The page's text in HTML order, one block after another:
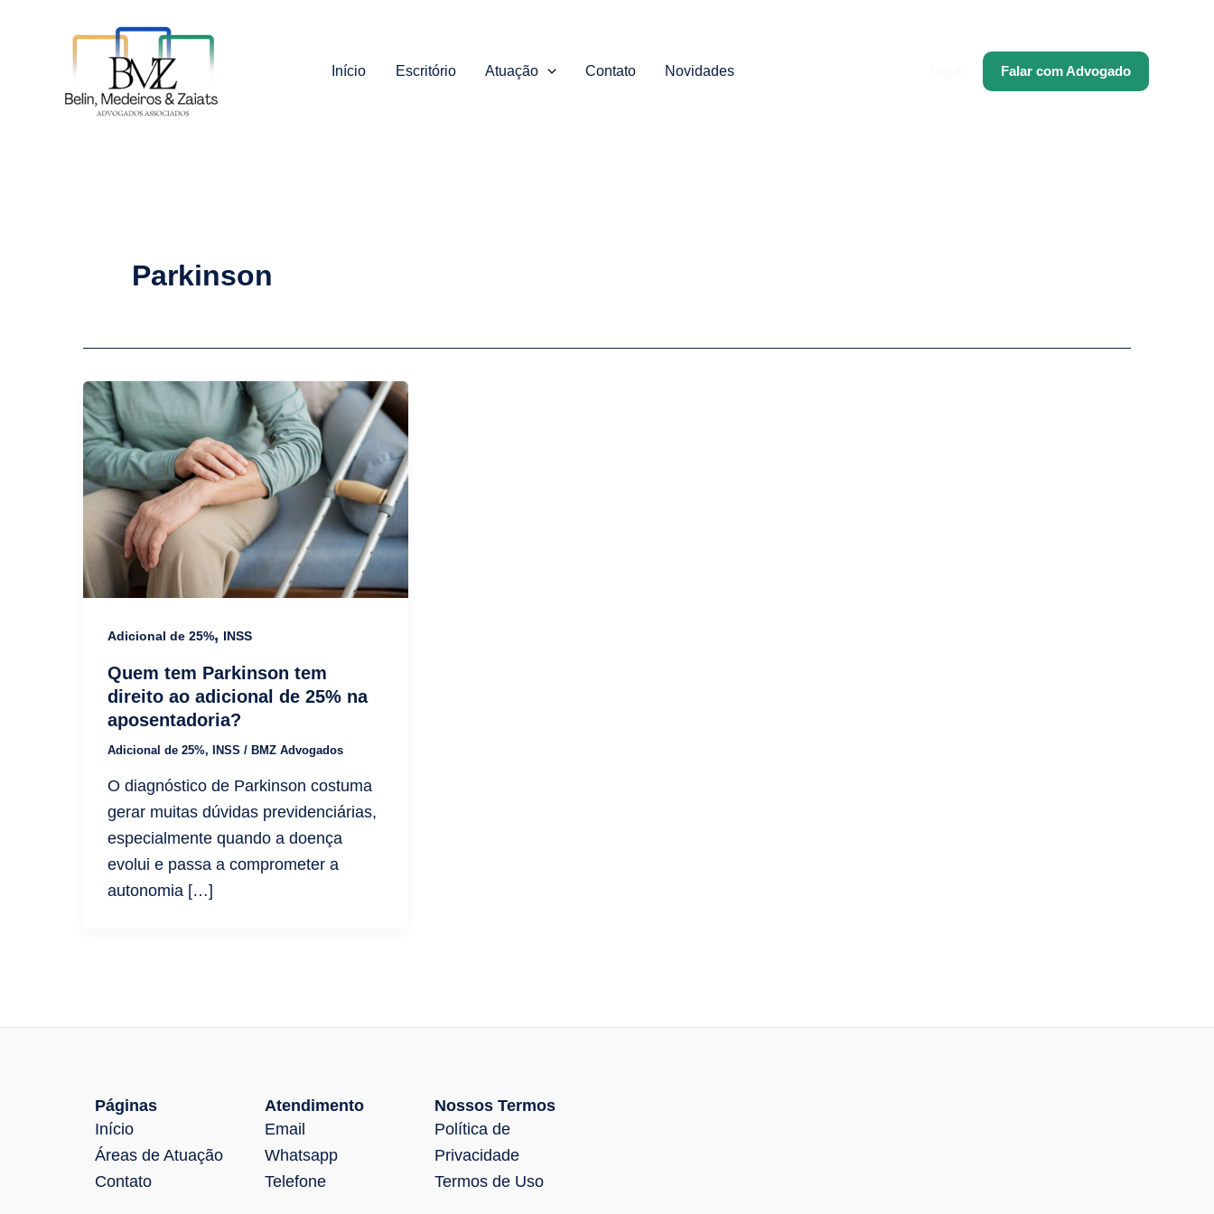
conteúdo
Início Escritório Atuação Contato Novidades Falar com Advogado
Parkinson
Adicional de 25%, INSS
Quem tem Parkinson tem
direito ao adicional de 25% na
aposentadoria?
Adicional de 25%, INSS / BMZ Advogados
O diagnóstico de Parkinson costuma
gerar muitas dúvidas previdenciárias,
especialmente quando a doença
evolui e passa a comprometer a
autonomia […]
Páginas
Início
Áreas de Atuação
Contato
Atendimento
Email
Whatsapp
Telefone
Nossos Termos
Política de
Privacidade
Termos de Uso